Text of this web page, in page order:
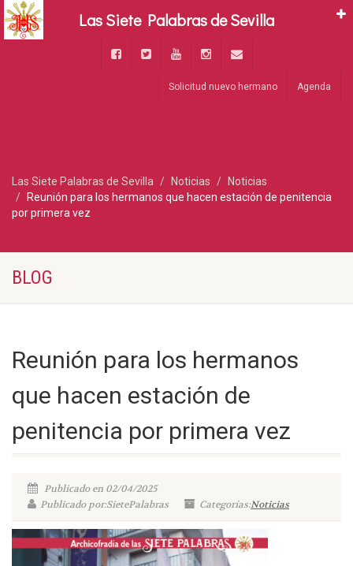
Solicitud nuevo hermano Agenda
Las Siete Palabras de Sevilla Noticias
Noticias
Reunión para los hermanos que hacen estación de penitencia
por primera vez
BLOG
Reunión para los hermanos
que hacen estación de
penitencia por primera vez
Publicado en 02/04/2025
Publicado por:SietePalabras
Categorías:Noticias
Las Siete Palabras de Sevilla